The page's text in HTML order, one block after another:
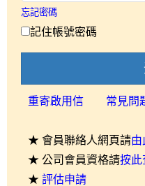
忘記密碼
記住帳號密碼
重寄啟用信 常見問
★ 會員聯絡人網頁請由
★ 公司會員資格請按此
★ 評估申請